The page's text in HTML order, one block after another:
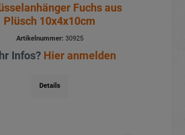
Fuchs aus
Plüsch 10x4x10cm
Artikelnummer:30925
Infos? Hier anmelden
Details